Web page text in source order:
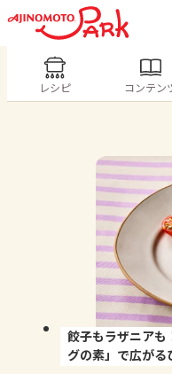
ログインす
ホーム
コンテンツ
レシピ
トーク
レシピ
人気の食材・レシピ
きゅうり なす
ピーマン
み
レシピ コンテン
餃子もラザニアも
グの素」で広がる